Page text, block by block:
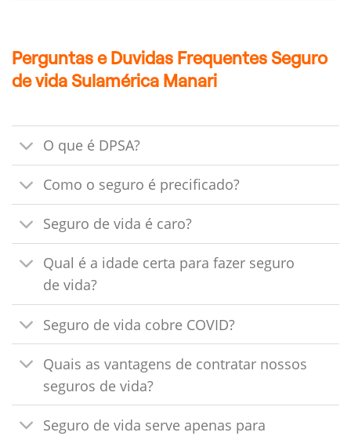
Perguntas e Duvidas Frequentes Seguro
de vida Sulamérica Manari
O que é DPSA?
Como o seguro é precificado?
Seguro de vida é caro?
Qual é a idade certa para fazer seguro
de vida?
Seguro de vida cobre COVID?
Quais as vantagens de contratar nossos
seguros de vida?
Seguro de vida serve apenas para